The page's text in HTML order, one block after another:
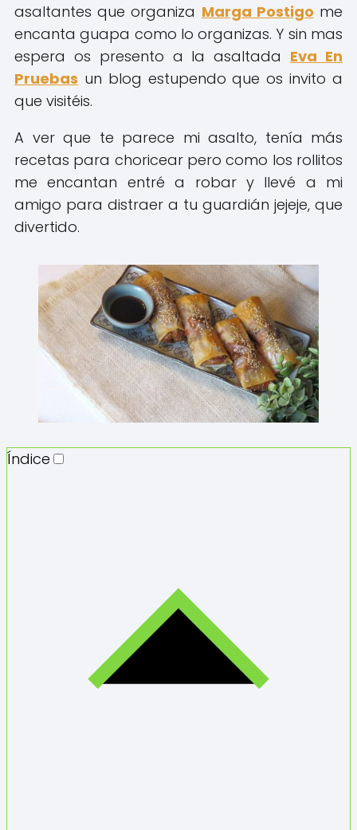
asaltantes que organiza Marga Postigo me
encanta guapa como lo organizas. Y sin mas
espera os presento a la asaltada Eva En
Pruebas un blog estupendo que os invito a
que visitéis.
A ver que te parece mi asalto, tenía más
recetas para choricear pero como los rollitos
me encantan entré a robar y llevé a mi
amigo para distraer a tu guardián jejeje, que
divertido.
Índice